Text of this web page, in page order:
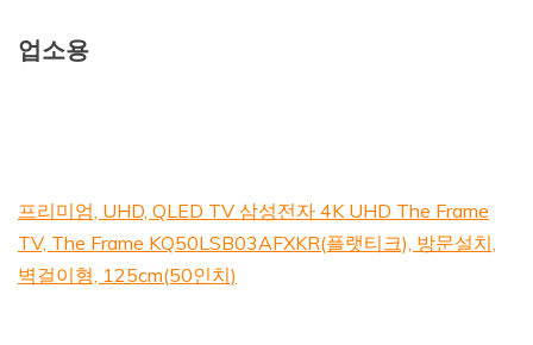
업소용
프리미엄, UHD, QLED TV 삼성전자 4K UHD The Frame
TV, The Frame KQ50LSB03AFXKR(플랫티크), 방문설치,
벽걸이형, 125cm(50인치)